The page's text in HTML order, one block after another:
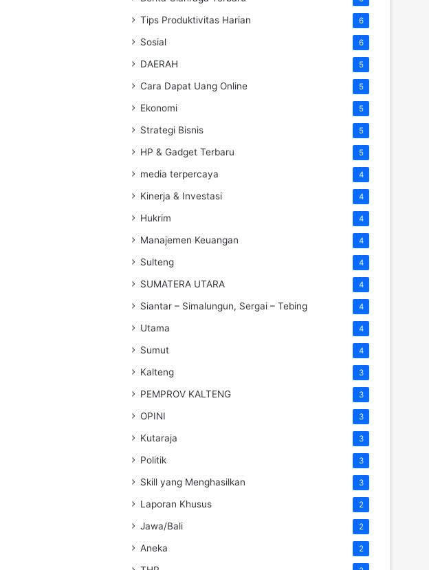
Tips Produktivitas Harian 6
Sosial 6
DAERAH 5
Cara Dapat Uang Online 5
Ekonomi 5
Strategi Bisnis 5
HP & Gadget Terbaru 5
media terpercaya 4
Kinerja & Investasi 4
Hukrim 4
Manajemen Keuangan 4
Sulteng 4
SUMATERA UTARA 4
Siantar – Simalungun, Sergai – Tebing 4
Utama 4
Sumut 4
Kalteng 3
PEMPROV KALTENG 3
OPINI 3
Kutaraja 3
Politik 3
Skill yang Menghasilkan 3
Laporan Khusus 2
Jawa/Bali 2
Aneka 2